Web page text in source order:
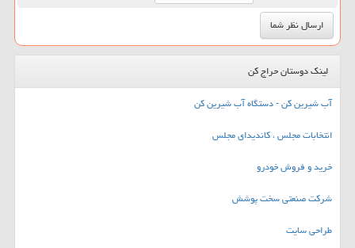
لینک دوستان حراج کن
آب شیرین کن - دستگاه آب شیرین کن
انتخابات مجلس ، کاندیدای مجلس
خرید و فروش خودرو
شرکت صنعتی سخت پوشش
طراحی سایت